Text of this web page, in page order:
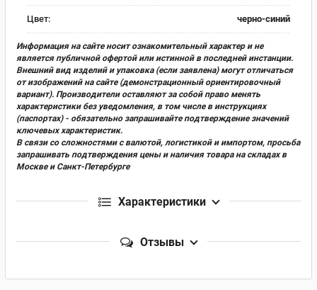
Цвет: черно-синий
Информация на сайте носит ознакомительный характер и не
является публичной офертой или истинной в последней инстанции.
Внешний вид изделий и упаковка (если заявлена) могут отличаться
от изображений на сайте (демонстрационный ориентировочный
вариант). Производители оставляют за собой право менять
характеристики без уведомления, в том числе в инструкциях
(паспортах) - обязательно запрашивайте подтверждение значений
ключевых характеристик.
В связи со сложностями с валютой, логистикой и импортом, просьба
запрашивать подтверждения цены и наличия товара на складах в
Москве и Санкт-Петербурге
Характеристики
Отзывы